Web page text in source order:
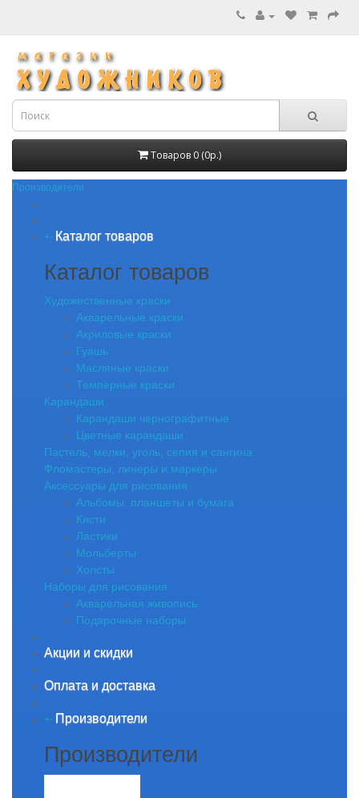
Товаров 0 (0р.)
Производители
+- Каталог товаров
Каталог товаров
Художественные краски
Акварельные краски
Акриловые краски
Гуашь
Масляные краски
Темперные краски
Карандаши
Карандаши чернографитные
Цветные карандаши
Пастель, мелки, уголь, сепия и сангина
Фломастеры, линеры и маркеры
Аксессуары для рисования
Альбомы, планшеты и бумага
Кисти
Ластики
Мольберты
Холсты
Наборы для рисования
Акварельная живопись
Подарочные наборы
Акции и скидки
Оплата и доставка
+- Производители
Производители